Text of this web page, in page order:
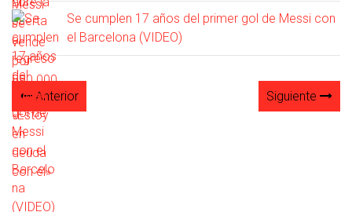
Se cumplen 17 años del primer gol de Messi con
el Barcelona (VIDEO)
Anterior Siguiente